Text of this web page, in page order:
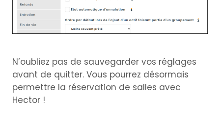
N’oubliez pas de sauvegarder vos réglages
avant de quitter. Vous pourrez désormais
permettre la réservation de salles avec
Hector !